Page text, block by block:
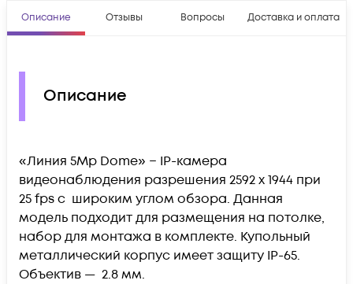
Описание Отзывы Вопросы Доставка и оплата
Описание
«Линия 5Mp Dome» − IP-камера
видеонаблюдения разрешения 2592 х 1944 при
25 fps с широким углом обзора. Данная
модель подходит для размещения на потолке,
набор для монтажа в комплекте. Купольный
металлический корпус имеет защиту IP-65.
Объектив — 2.8 мм.